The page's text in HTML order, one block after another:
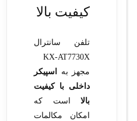
کیفیت بالا
تلفن سانترال
KX-AT7730X
مجهز به
اسپیکر
داخلی با کیفیت
بالااست که
امکان مکالمات